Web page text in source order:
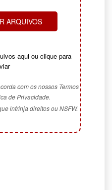
ARQUIVOS
aqui ou clique para
com os nossos Termos
de Privacidade.
infrinja direitos ou NSFW.